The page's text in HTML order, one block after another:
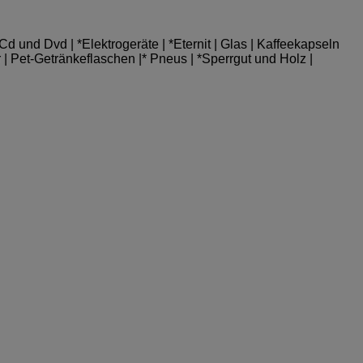
und Dvd | *Elektrogeräte | *Eternit | Glas | Kaffeekapseln
Getränke­flaschen |* Pneus | *Sperrgut und Holz |